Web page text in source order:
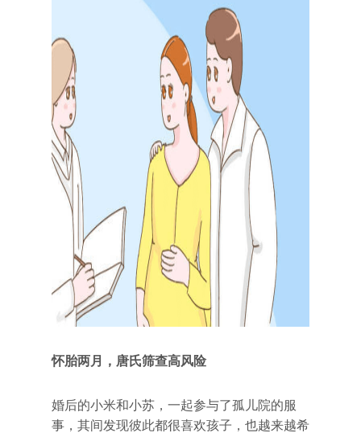
怀胎两月，唐氏筛查高风险
婚后的小米和小苏，一起参与了孤儿院的服
事，其间发现彼此都很喜欢孩子，也越来越希